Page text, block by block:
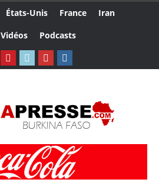
États-Unis France
Iran
Vidéos Podcasts